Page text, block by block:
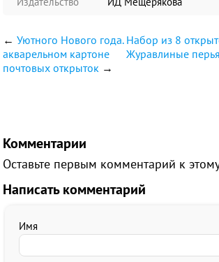
←Уютного Нового года. Набор из 8
акварельном картоне
Журавлиные
почтовых открыток →
Комментарии
Оставьте первым комментарий к
Написать комментарий
Имя